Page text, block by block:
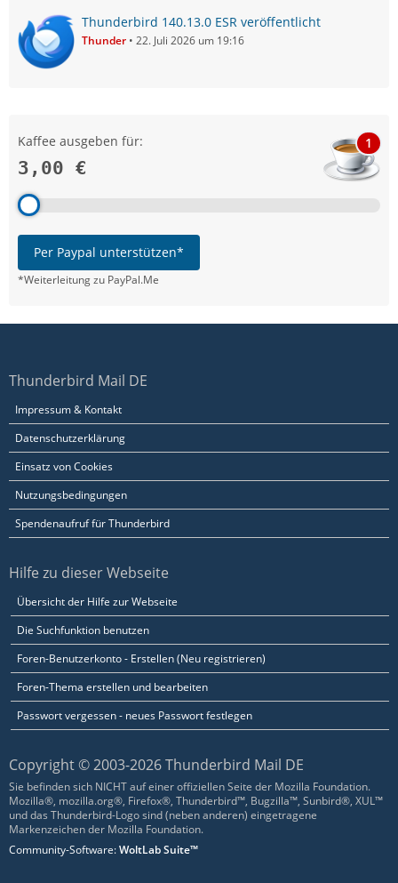
Thunderbird 140.13.0 ESR veröffentlicht
Thunder 22. Juli 2026 um 19:16
Kaffee ausgeben für:
3,00 €
1
Per Paypal unterstützen*
*Weiterleitung zu PayPal.Me
Thunderbird Mail DE
Impressum & Kontakt
Datenschutzerklärung
Einsatz von Cookies
Nutzungsbedingungen
Spendenaufruf für Thunderbird
Hilfe zu dieser Webseite
Übersicht der Hilfe zur Webseite
Die Suchfunktion benutzen
Foren-Benutzerkonto - Erstellen (Neu registrieren)
Foren-Thema erstellen und bearbeiten
Passwort vergessen - neues Passwort festlegen
Copyright © 2003-2026 Thunderbird Mail DE
Sie befinden sich NICHT auf einer offiziellen Seite der Mozilla Foundation.
Mozilla®, mozilla.org®, Firefox®, Thunderbird™, Bugzilla™, Sunbird®, XUL™
und das Thunderbird-Logo sind (neben anderen) eingetragene
Markenzeichen der Mozilla Foundation.
Community-Software:WoltLab Suite™